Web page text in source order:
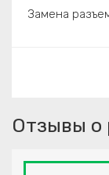
Замена
Отзывы о